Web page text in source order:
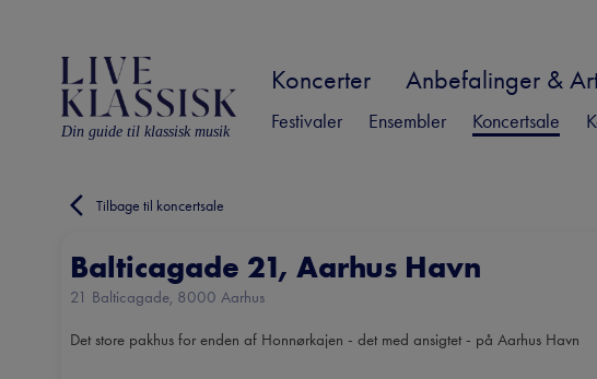
Din guide til klassisk musik
Koncerter Anbefalinger &
Festivaler Ensembler Koncertsale
Tilbage til koncertsale
Balticagade 21, Aarhus Havn
21 Balticagade, 8000 Aarhus
Det store pakhus for enden af Honnørkajen - det med ansigtet - på Aarhus Havn